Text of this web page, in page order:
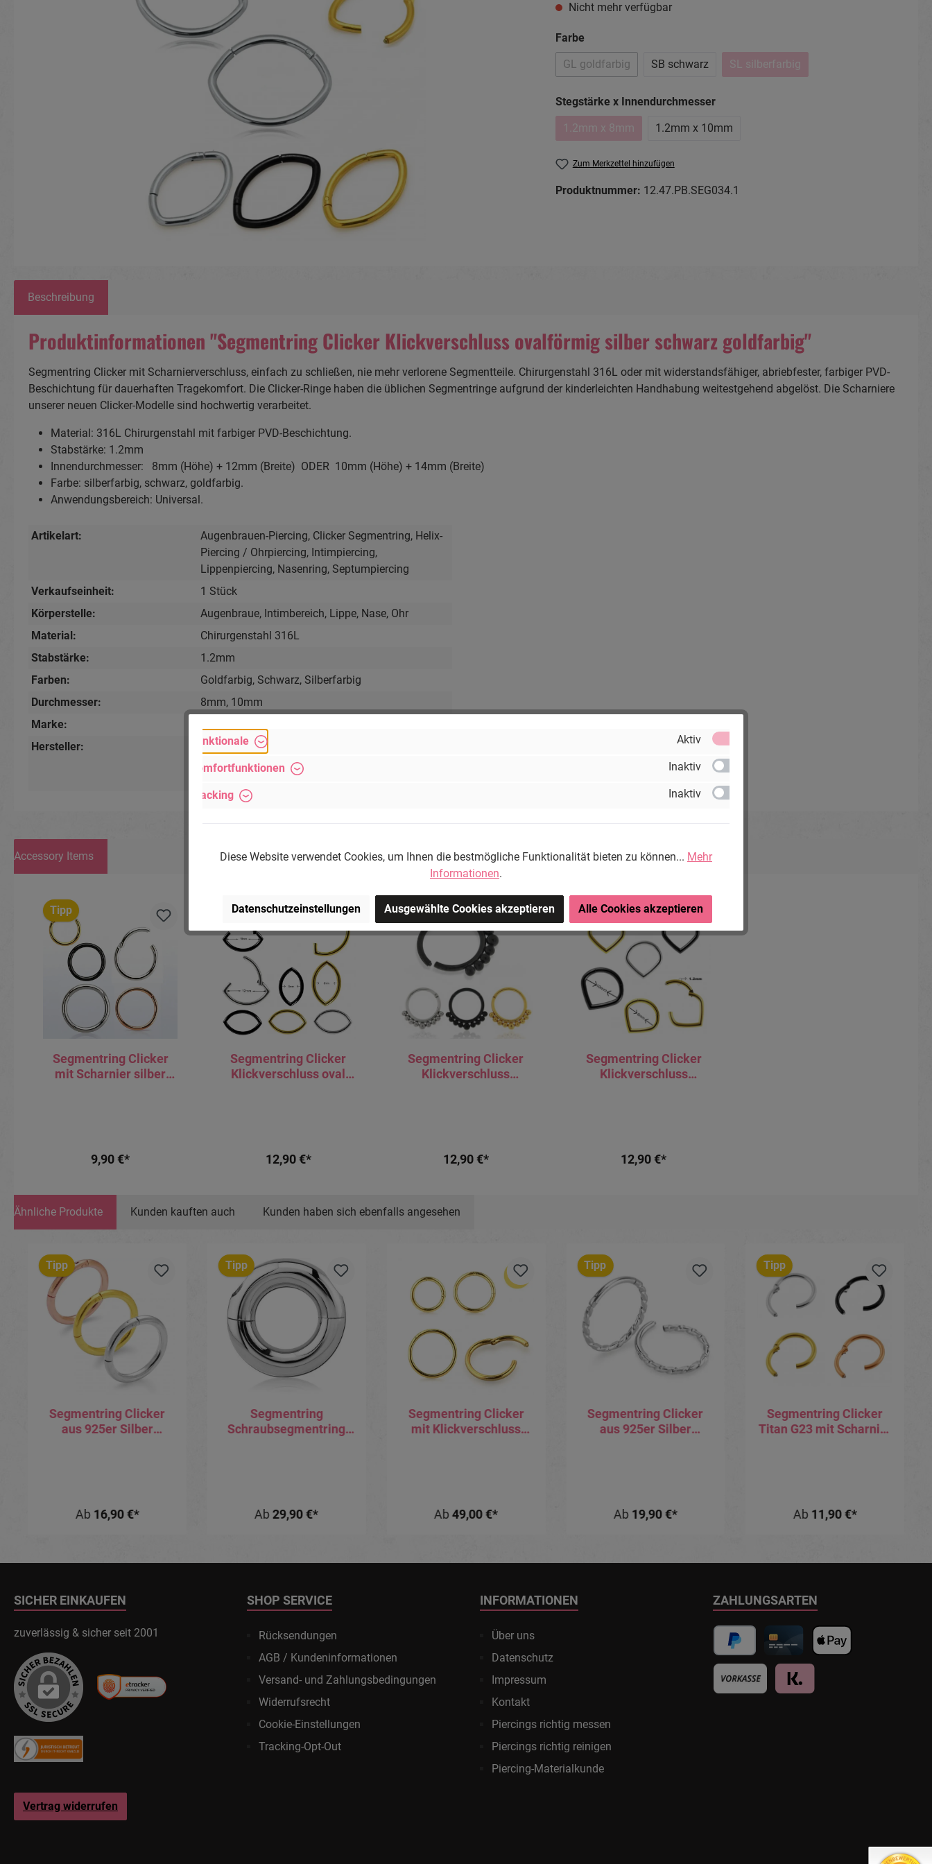
Nicht mehr verfügbar
Farbeauswählen
GL goldfarbig
(Diese Option ist zurzeit nicht verfügbar.)
SB schwarz SL silberfarbig
(Diese Option ist zurzeit nicht
Stegstärke x Innendurchmesserauswählen
1.2mm x 8mm(Diese Option ist zurzeit nicht verfügbar.)
1.2mm x 10mm
Zum Merkzettel hinzufügen
Produktnummer: 12.47.PB.SEG034.1
Beschreibung
Produktinformationen "Segmentring Clicker Klickverschluss ovalförmig silber schwarz goldfarbig"
Segmentring Clicker mit Scharnierverschluss, einfach zu schließen, nie mehr verlorene Segmentteile. Chirurgenstahl 316L oder mit widerstandsfähiger, abriebfester, farbiger PVD-
Beschichtung für dauerhaften Tragekomfort. Die Clicker-Ringe haben die üblichen Segmentringe aufgrund der kinderleichten Handhabung weitestgehend abgelöst. Die Scharniere
unserer neuen Clicker-Modelle sind hochwertig verarbeitet.
Material: 316L Chirurgenstahl mit farbiger PVD-Beschichtung.
Stabstärke: 1.2mm
Innendurchmesser: 8mm (Höhe) + 12mm (Breite) ODER 10mm (Höhe) + 14mm (Breite)
Farbe: silberfarbig, schwarz, goldfarbig.
Anwendungsbereich: Universal.
Artikelart: Augenbrauen-Piercing, Clicker Segmentring, Helix-
Piercing / Ohrpiercing, Intimpiercing,
Lippenpiercing, Nasenring, Septumpiercing
Verkaufseinheit:
1 Stück
Körperstelle:
Augenbraue, Intimbereich, Lippe, Nase, Ohr
Material:
Chirurgenstahl 316L
Stabstärke:
1.2mm
Farben:
Goldfarbig, Schwarz, Silberfarbig
Durchmesser:
8mm, 10mm
Marke:
Hersteller:
Michael Jakob, Piercing-Store.com, Wehrhainer
Lindenstr. 28, 04936 Schlieben, Deutschland.
www.piercing-store.com
Accessory Items
Tipp
Segmentring Clicker
mit Scharnier silber
9,90 €*
Segmentring Clicker
Klickverschluss oval
12,90 €*
Segmentring Clicker
Klickverschluss
12,90 €*
Segmentring Clicker
Klickverschluss
12,90 €*
Ähnliche Produkte Kunden kauften auch Kunden haben sich ebenfalls angesehen
Tipp
Segmentring Clicker
aus 925er Silber
Ab 16,90 €*
Tipp
Segmentring
Schraubsegmentring
Ab29,90 €*
Segmentring Clicker
mit Klickverschluss
Ab 49,00 €*
Tipp
Segmentring Clicker
aus 925er Silber
Ab 19,90 €*
Tipp
Segmentring Clicker
Titan G23 mit Scharnier
Ab 11,90 €*
SICHER EINKAUFEN
zuverlässig & sicher seit 2001
Vertrag widerrufen
SHOP SERVICE
Rücksendungen
AGB / Kundeninformationen
Versand- und Zahlungsbedingungen
Widerrufsrecht
Cookie-Einstellungen
Tracking-Opt-Out
INFORMATIONEN
Über uns
Datenschutz
Impressum
Kontakt
Piercings richtig messen
Piercings richtig reinigen
Piercing-Materialkunde
ZAHLUNGSARTEN
Funktionale Aktiv
Komfortfunktionen Inaktiv
Tracking Inaktiv
Diese Website verwendet Cookies, um Ihnen die bestmögliche Funktionalität bieten zu können... Mehr
Informationen.
Datenschutzeinstellungen Ausgewählte Cookies akzeptieren Alle Cookies akzeptieren